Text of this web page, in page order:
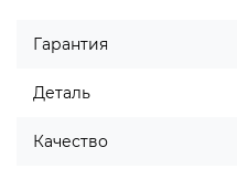
Гарантия
Деталь
Качество